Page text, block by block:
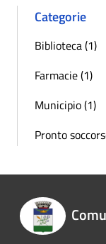
Categorie
Biblioteca (1)
Farmacie (1)
Municipio (1)
Pronto